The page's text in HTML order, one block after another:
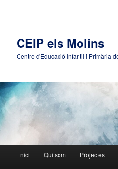
CEIP els Molins
Centre d'Educació Infantil i Primària
Inici Qui som Projectes